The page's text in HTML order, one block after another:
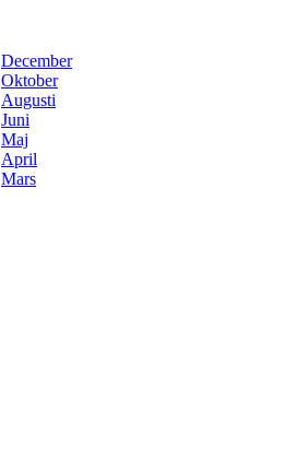
December
Oktober
Augusti
Juni
Maj
April
Mars